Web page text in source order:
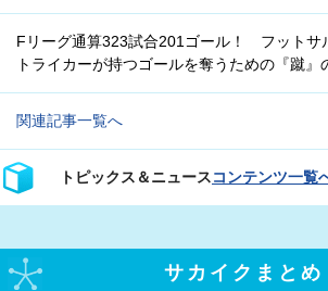
Fリーグ通算323試合201ゴール！ フットサ
トライカーが持つゴールを奪うための『蹴』
関連記事一覧へ
トピックス＆ニュースコンテンツ一覧
サカイクまとめ